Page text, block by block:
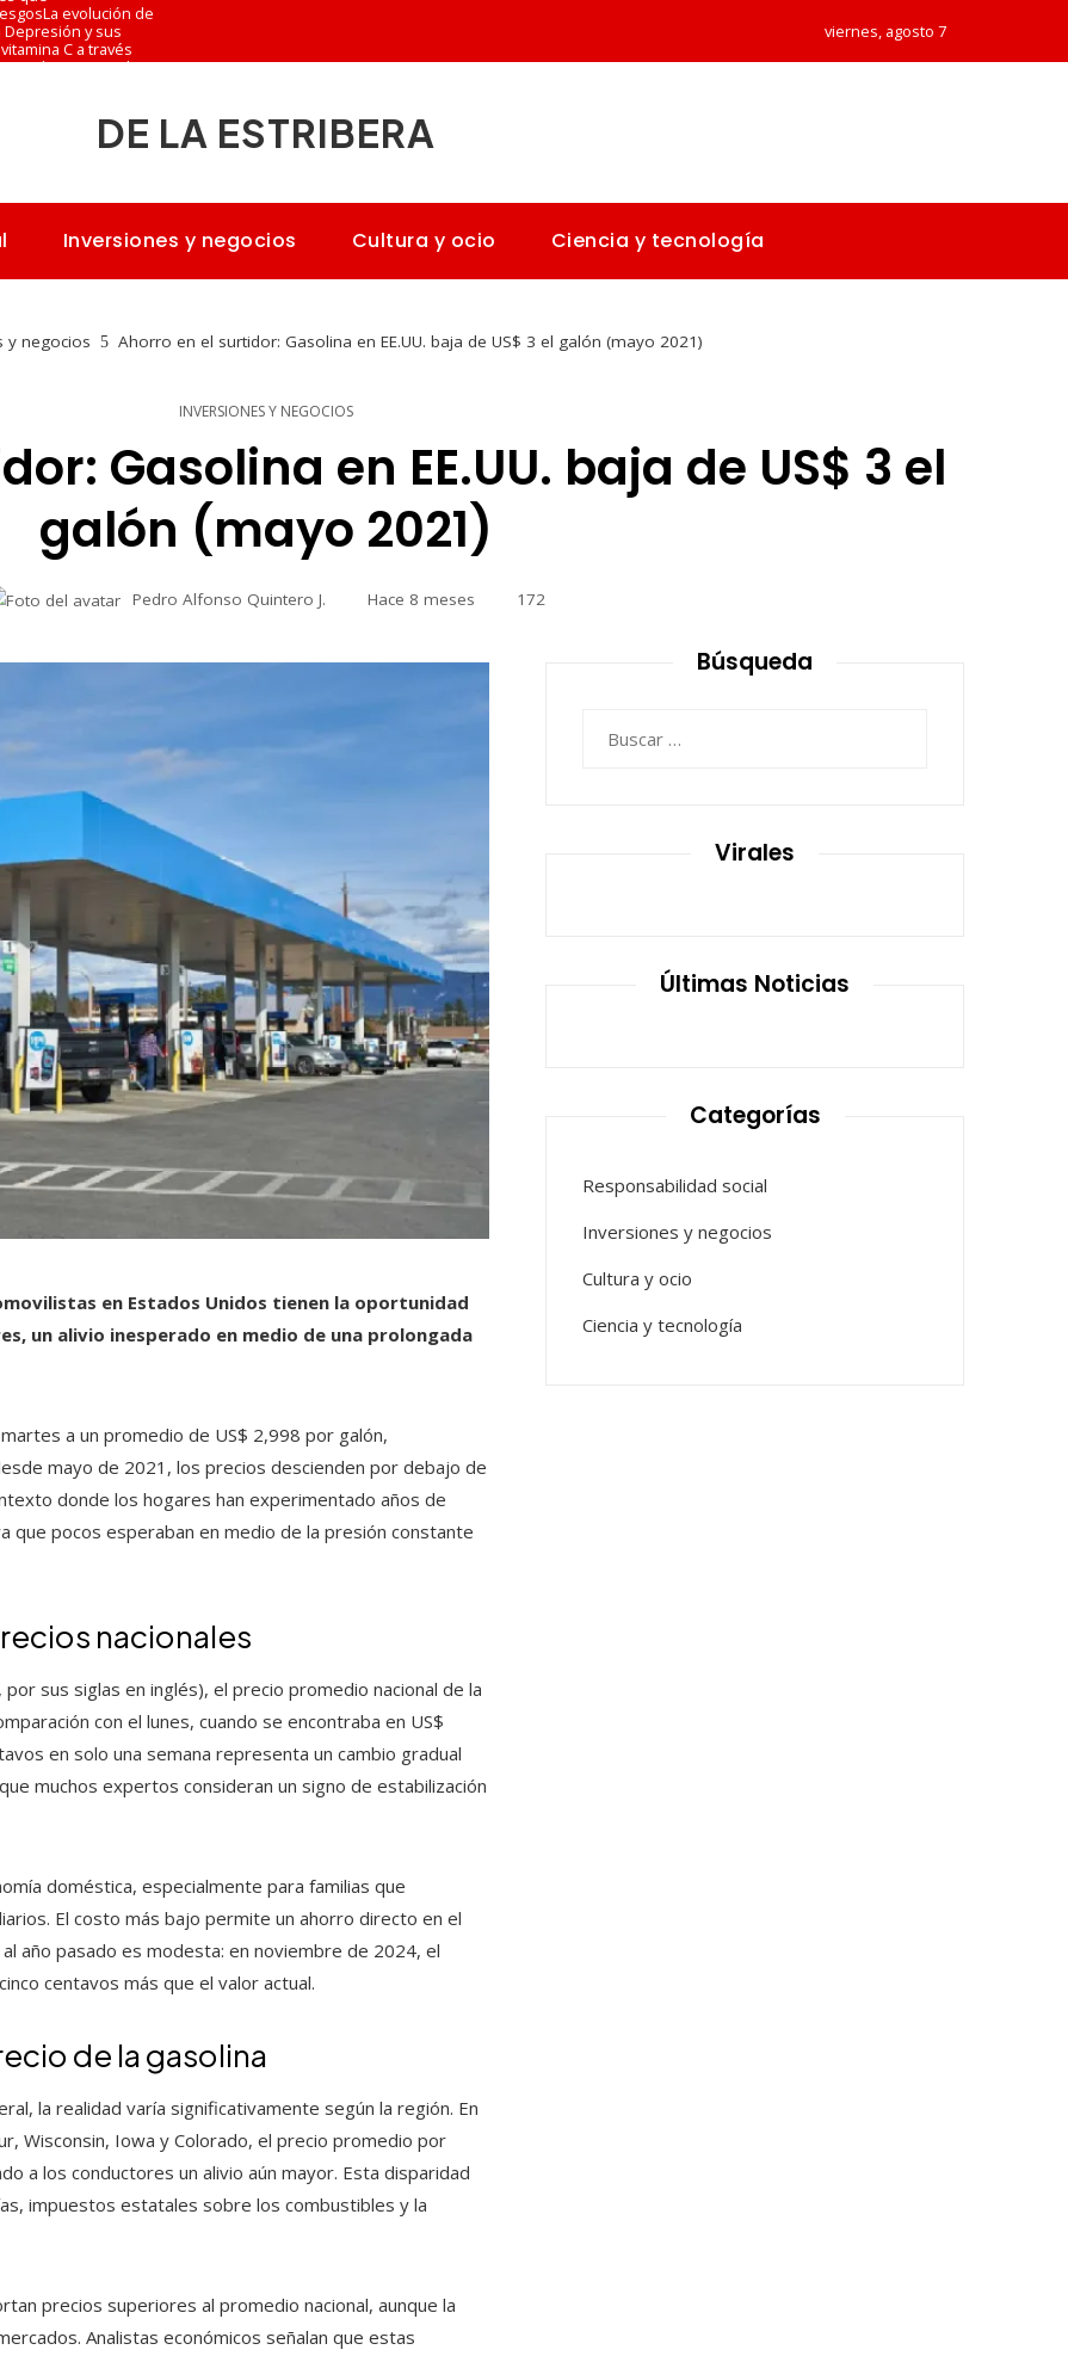
La evolución de
y sus
C a través
más versionadas
viernes, agosto 7
DE LA ESTRIBERA
Inversiones y negocios Cultura y ocio Ciencia y tecnología
y negocios Ahorro en el surtidor: Gasolina en EE.UU. baja de US$ 3 el galón (mayo 2021)
INVERSIONES Y NEGOCIOS
Gasolina en EE.UU. baja de US$ 3 el
galón (mayo 2021)
Pedro Alfonso Quintero J. Hace 8 meses 172
en Estados Unidos tienen la oportunidad
un alivio inesperado en medio de una prolongada
a un promedio de US$ 2,998 por galón,
mayo de 2021, los precios descienden por debajo de
donde los hogares han experimentado años de
pocos esperaban en medio de la presión constante
nacionales
por sus siglas en inglés), el precio promedio nacional de la
con el lunes, cuando se encontraba en US$
en solo una semana representa un cambio gradual
muchos expertos consideran un signo de estabilización
doméstica, especialmente para familias que
El costo más bajo permite un ahorro directo en el
año pasado es modesta: en noviembre de 2024, el
centavos más que el valor actual.
de la gasolina
la realidad varía significativamente según la región. En
Wisconsin, Iowa y Colorado, el precio promedio por
a los conductores un alivio aún mayor. Esta disparidad
impuestos estatales sobre los combustibles y la
precios superiores al promedio nacional, aunque la
Analistas económicos señalan que estas
Búsqueda
Virales
Últimas Noticias
Categorías
Responsabilidad social
Inversiones y negocios
Cultura y ocio
Ciencia y tecnología